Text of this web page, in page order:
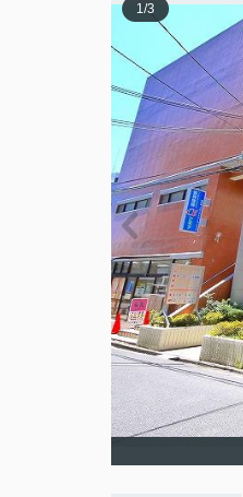
1/3